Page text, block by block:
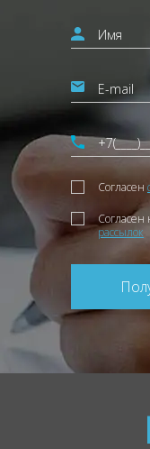
Согласен
Согласен
рассылок